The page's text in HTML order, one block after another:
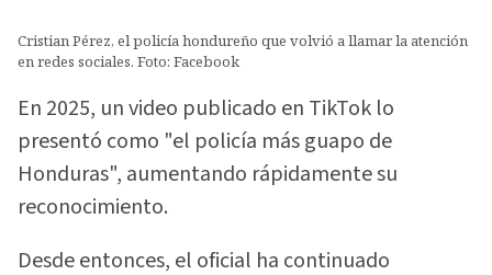
Cristian Pérez, el policía hondureño que volvió a llamar la atención
en redes sociales. Foto: Facebook
En 2025, un video publicado en TikTok lo
presentó como "el policía más guapo de
Honduras", aumentando rápidamente su
reconocimiento.
Desde entonces, el oficial ha continuado